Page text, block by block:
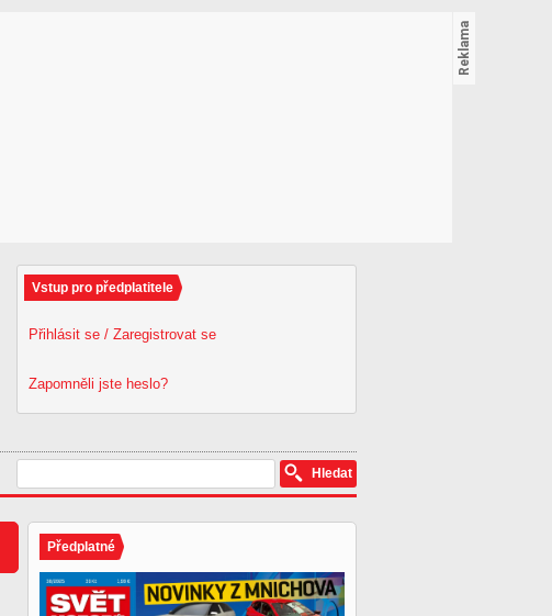
Vstup pro předplatitele
Přihlásit se / Zaregistrovat se
Zapomněli jste heslo?
Předplatné